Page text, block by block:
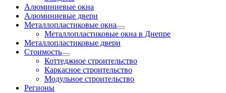
Алюминиевые окна
Алюминиевые двери
Металлопластиковые окна
Металлопластиковые окна в Днепре
Металлопластиковые двери
Стоимость
Коттеджное строительство
Каркасное строительство
Модульное строительство
Регионы